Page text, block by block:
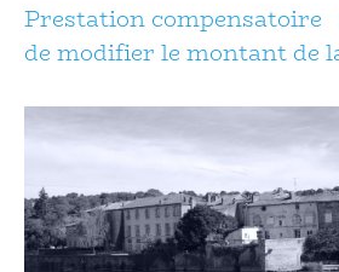
Prestation compensatoire
de modifier le montant de